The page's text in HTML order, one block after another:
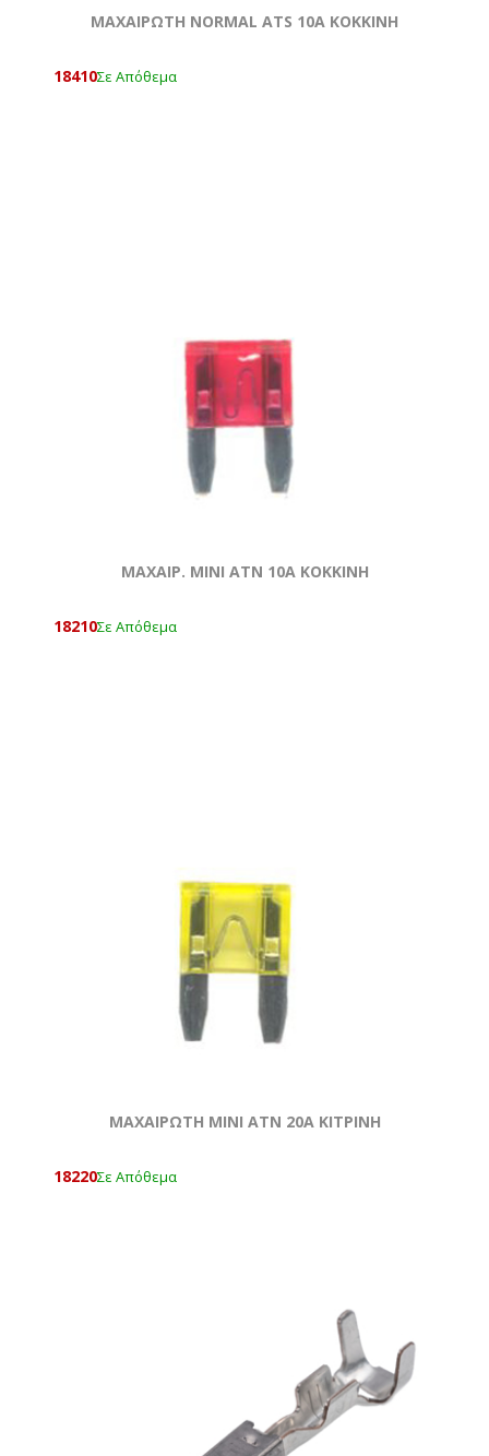
ΜΑΧΑΙΡΩΤΗ NORMAL ATS 10A KOKKΙΝΗ
18410Σε Απόθεμα
ΜΑΧΑΙΡ. ΜΙΝΙ ATN 10Α ΚΟΚΚΙΝΗ
18210Σε Απόθεμα
ΜΑΧΑΙΡΩΤΗ ΜΙΝΙ ATN 20Α ΚΙΤΡΙΝΗ
18220Σε Απόθεμα